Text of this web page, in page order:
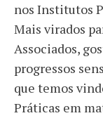
nos Institutos
Mais virados
Associados,
progressos
que temos
Práticas em